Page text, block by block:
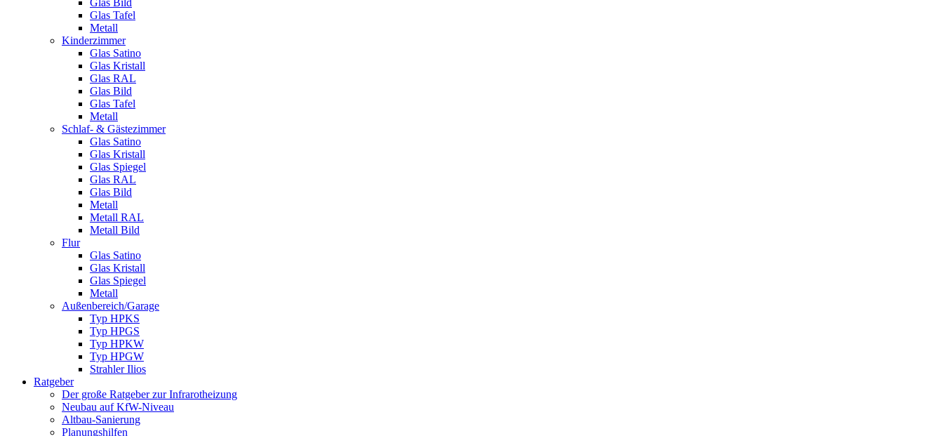
Glas Bild
Glas Tafel
Metall
Kinderzimmer
Glas Satino
Glas Kristall
Glas RAL
Glas Bild
Glas Tafel
Metall
Schlaf- & Gästezimmer
Glas Satino
Glas Kristall
Glas Spiegel
Glas RAL
Glas Bild
Metall
Metall RAL
Metall Bild
Flur
Glas Satino
Glas Kristall
Glas Spiegel
Metall
Außenbereich/Garage
Typ HPKS
Typ HPGS
Typ HPKW
Typ HPGW
Strahler Ilios
Ratgeber
Der große Ratgeber zur Infrarotheizung
Neubau auf KfW-Niveau
Altbau-Sanierung
Planungshilfen